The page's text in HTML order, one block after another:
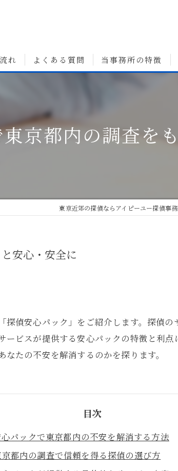
れ よくある質問 当事務所の特徴
人探し
京都内の調査を
東京近郊の探偵ならアイピーユー探偵事
安心・安全に
偵安心パック」をご紹介します。探偵
ビスが提供する安心パックの特徴と利
たの不安を解消するのかを探ります。
目次
パックで東京都内の不安を解消する方法
都内の調査で信頼を得る探偵の選び方